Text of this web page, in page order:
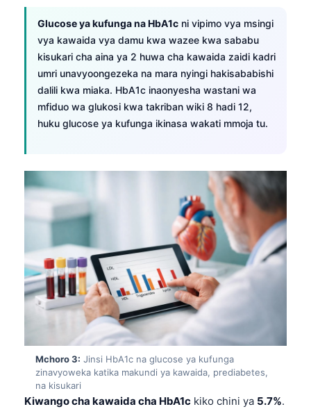
Glucose ya kufunga na HbA1c ni vipimo vya msingi
vya kawaida vya damu kwa wazee kwa sababu
kisukari cha aina ya 2 huwa cha kawaida zaidi kadri
umri unavyoongezeka na mara nyingi hakisababishi
dalili kwa miaka. HbA1c inaonyesha wastani wa
mfiduo wa glukosi kwa takriban wiki 8 hadi 12,
huku glucose ya kufunga ikinasa wakati mmoja tu.
Mchoro 3: Jinsi HbA1c na glucose ya kufunga
zinavyoweka katika makundi ya kawaida, prediabetes,
na kisukari
Kiwango cha kawaida cha HbA1c kiko chini ya 5.7%.